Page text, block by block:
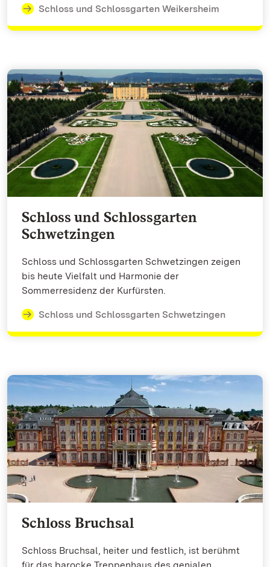
Schloss und Schlossgarten Weikersheim
Schloss und Schlossgarten
Schwetzingen
Schloss und Schlossgarten Schwetzingen zeigen
bis heute Vielfalt und Harmonie der
Sommerresidenz der Kurfürsten.
Schloss und Schlossgarten Schwetzingen
Schloss Bruchsal
Schloss Bruchsal, heiter und festlich, ist berühmt